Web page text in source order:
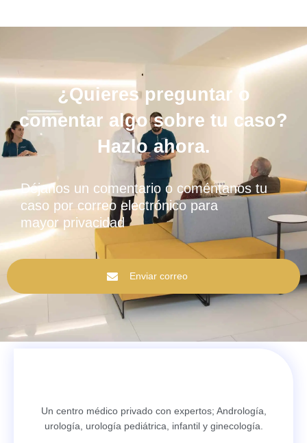
¿Quieres preguntar o
comentar algo sobre tu caso?
Hazlo ahora.
Déjanos un comentario o coméntanos tu
caso por correo electrónico para
mayor privacidad
Enviar correo
Un centro médico privado con expertos; Andrología,
urología, urología pediátrica, infantil y ginecología.